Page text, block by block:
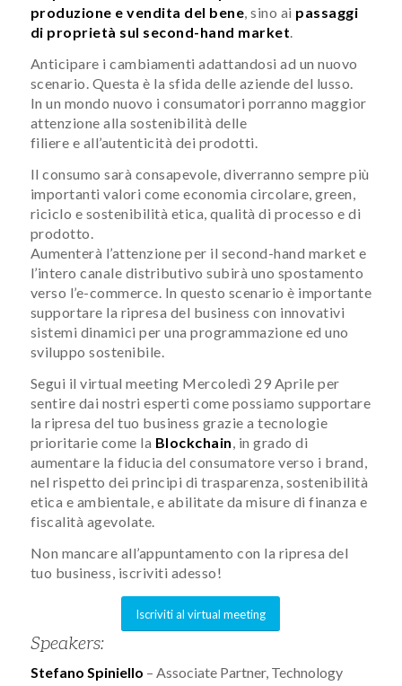
produzione e vendita del bene, sino ai passaggi
di proprietà sul second-hand market.
Anticipare i cambiamenti adattandosi ad un nuovo
scenario. Questa è la sfida delle aziende del lusso.
In un mondo nuovo i consumatori porranno maggior
attenzione alla sostenibilità delle
filiere e all’autenticità dei prodotti.
Il consumo sarà consapevole, diverranno sempre più
importanti valori come economia circolare, green,
riciclo e sostenibilità etica, qualità di processo e di
prodotto.
Aumenterà l’attenzione per il second-hand market e
l’intero canale distributivo subirà uno spostamento
verso l’e-commerce. In questo scenario è importante
supportare la ripresa del business con innovativi
sistemi dinamici per una programmazione ed uno
sviluppo sostenibile.
Segui il virtual meeting Mercoledì 29 Aprile per
sentire dai nostri esperti come possiamo supportare
la ripresa del tuo business grazie a tecnologie
prioritarie come la Blockchain , in grado di
aumentare la fiducia del consumatore verso i brand,
nel rispetto dei principi di trasparenza, sostenibilità
etica e ambientale, e abilitate da misure di finanza e
fiscalità agevolate.
Non mancare all’appuntamento con la ripresa del
tuo business, iscriviti adesso!​
Iscriviti al virtual meeting
Speakers:
Stefano Spiniello – Associate Partner, Technology